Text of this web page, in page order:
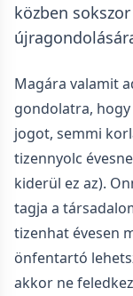
közben
Magára valamit
gondolatra, hogy
jogot, semmi
tizennyolc
kiderül ez az).
tagja a
tizenhat évesen
önfentartó
akkor ne